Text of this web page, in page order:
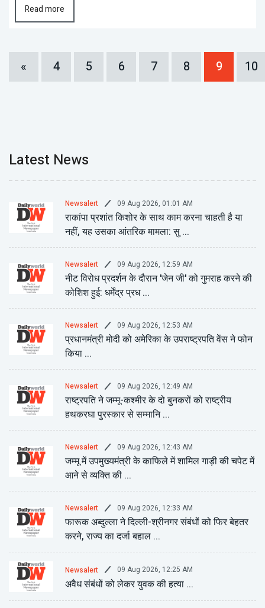
Read more
« 4 5 6 7 8 9 10
Latest News
Newsalert 09 Aug 2026, 01:01 AM
राकांपा प्रशांत किशोर के साथ काम करना चाहती है या
नहीं, यह उसका आंतरिक मामला: सु ...
Newsalert 09 Aug 2026, 12:59 AM
नीट विरोध प्रदर्शन के दौरान 'जेन जी' को गुमराह करने की
कोशिश हुई: धर्मेंद्र प्रध ...
Newsalert 09 Aug 2026, 12:53 AM
प्रधानमंत्री मोदी को अमेरिका के उपराष्ट्रपति वेंस ने फोन
किया ...
Newsalert 09 Aug 2026, 12:49 AM
राष्ट्रपति ने जम्मू-कश्मीर के दो बुनकरों को राष्ट्रीय
हथकरघा पुरस्कार से सम्मानि ...
Newsalert 09 Aug 2026, 12:43 AM
जम्मू में उपमुख्यमंत्री के काफिले में शामिल गाड़ी की चपेट में
आने से व्यक्ति की ...
Newsalert 09 Aug 2026, 12:33 AM
फारूक अब्दुल्ला ने दिल्ली-श्रीनगर संबंधों को फिर बेहतर
करने, राज्य का दर्जा बहाल ...
Newsalert 09 Aug 2026, 12:25 AM
अवैध संबंधों को लेकर युवक की हत्या ...